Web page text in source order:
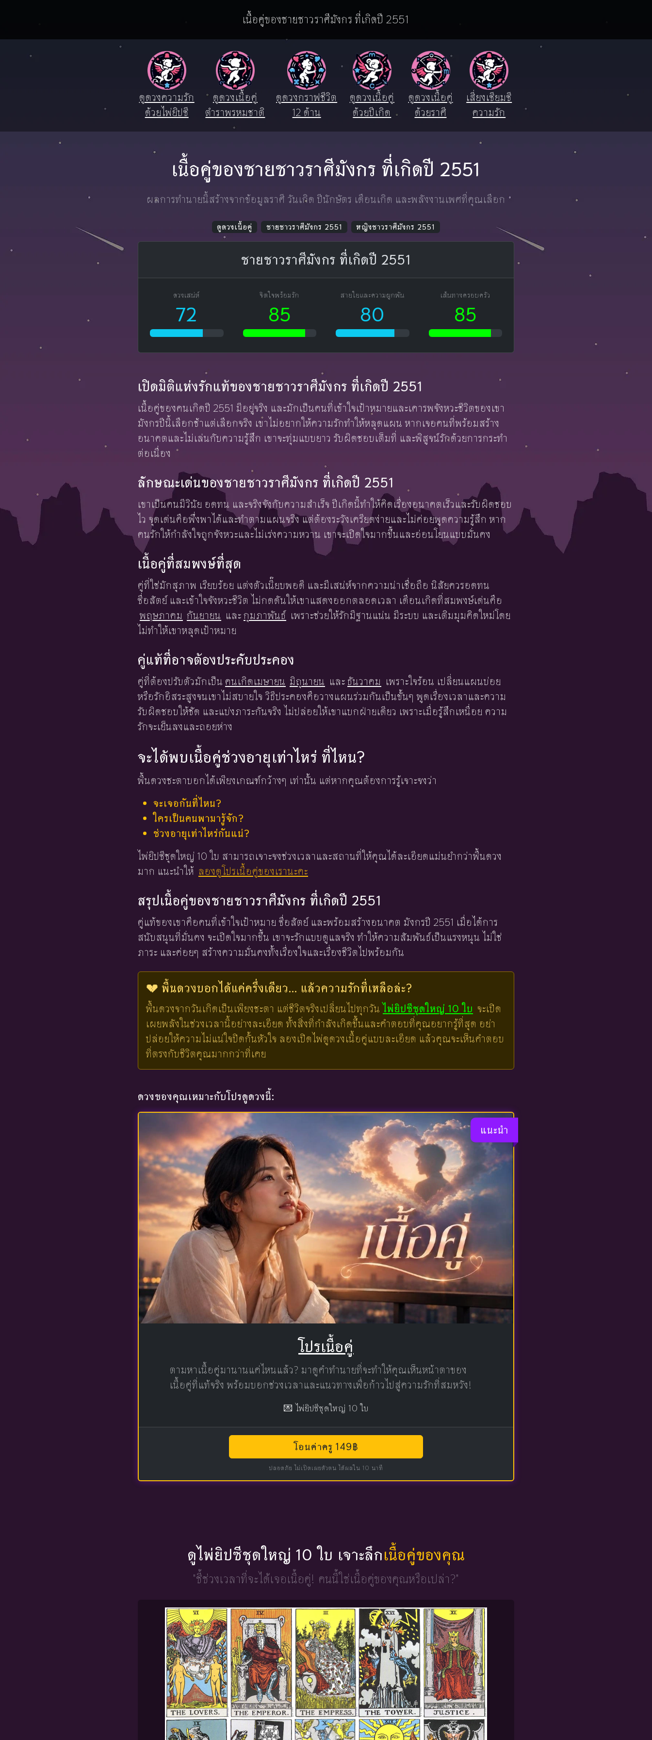
เนื้อคู่ของชายชาวราศีมังกร ที่เกิดปี 2551
ดูดวงความรัก
ด้วยไพ่ยิปซี
ดูดวงเนื้อคู่
ตำราพรหมชาติ
ดูดวงกราฟชีวิต
12 ด้าน
ดูดวงเนื้อคู่
ด้วยปีเกิด
ดูดวงเนื้อคู่
ด้วยราศี
เสี่ยงเซียมซี
ความรัก
เนื้อคู่ของชายชาวราศีมังกร ที่เกิดปี 2551
ผลการทำนายนี้สร้างจากข้อมูลราศี วันเกิด ปีนักษัตร เดือนเกิด และพลังงานเพศที่คุณเลือก
ดูดวงเนื้อคู่ ชายชาวราศีมังกร 2551 หญิงชาวราศีมังกร 2551
ชายชาวราศีมังกร ที่เกิดปี 2551
ดวงเสน่ห์
72
จิตใจพร้อมรัก
85
สายใยและความผูกพัน
80
เส้นทางครอบครัว
85
เปิดมิติแห่งรักแท้ของชายชาวราศีมังกร ที่เกิดปี 2551
เนื้อคู่ของคนเกิดปี 2551 มีอยู่จริง และมักเป็นคนที่เข้าใจเป้าหมายและเคารพจังหวะชีวิตของเขา
มังกรปีนี้เลือกช้าแต่เลือกจริง เขาไม่อยากให้ความรักทำให้หลุดแผน หากเจอคนที่พร้อมสร้าง
อนาคตและไม่เล่นกับความรู้สึก เขาจะทุ่มแบบยาว รับผิดชอบเต็มที่ และพิสูจน์รักด้วยการกระทำ
ต่อเนื่อง
ลักษณะเด่นของชายชาวราศีมังกร ที่เกิดปี 2551
เขาเป็นคนมีวินัย อดทน และจริงจังกับความสำเร็จ ปีเกิดนี้ทำให้คิดเรื่องอนาคตเร็วและรับผิดชอบ
ไว จุดเด่นคือพึ่งพาได้และทำตามแผนจริง แต่ต้องระวังเครียดง่ายและไม่ค่อยพูดความรู้สึก หาก
คนรักให้กำลังใจถูกจังหวะและไม่เร่งความหวาน เขาจะเปิดใจมากขึ้นและอ่อนโยนแบบมั่นคง
เนื้อคู่ที่สมพงษ์ที่สุด
คู่ที่ใช่มักสุภาพ เรียบร้อย แต่งตัวเนี๊ยบพอดี และมีเสน่ห์จากความน่าเชื่อถือ นิสัยควรอดทน
ซื่อสัตย์ และเข้าใจจังหวะชีวิต ไม่กดดันให้เขาแสดงออกตลอดเวลา เดือนเกิดที่สมพงษ์เด่นคือ
พฤษภาคม กันยายน และกุมภาพันธ์ เพราะช่วยให้รักมีฐานแน่น มีระบบ และเติมมุมคิดใหม่โดย
ไม่ทำให้เขาหลุดเป้าหมาย
คู่แท้ที่อาจต้องประคับประคอง
คู่ที่ต้องปรับตัวมักเป็น คนเกิดเมษายน มิถุนายน และ ธันวาคม เพราะใจร้อน เปลี่ยนแผนบ่อย
หรือรักอิสระสูงจนเขาไม่สบายใจ วิธีประคองคือวางแผนร่วมกันเป็นขั้นๆ พูดเรื่องเวลาและความ
รับผิดชอบให้ชัด และแบ่งภาระกันจริง ไม่ปล่อยให้เขาแบกฝ่ายเดียว เพราะเมื่อรู้สึกเหนื่อย ความ
รักจะเย็นลงและถอยห่าง
จะได้พบเนื้อคู่ช่วงอายุเท่าไหร่ ที่ไหน?
พื้นดวงชะตาบอกได้เพียงเกณฑ์กว้างๆ เท่านั้น แต่หากคุณต้องการรู้เจาะจงว่า
จะเจอกันที่ไหน?
ใครเป็นคนพามารู้จัก?
ช่วงอายุเท่าไหร่กันแน่?
ไพ่ยิปซีชุดใหญ่ 10 ใบ สามารถเจาะจงช่วงเวลาและสถานที่ให้คุณได้ละเอียดแม่นยำกว่าพื้นดวง
มาก แนะนำให้ ลองดูโปรเนื้อคู่ของเรานะคะ
สรุปเนื้อคู่ของชายชาวราศีมังกร ที่เกิดปี 2551
คู่แท้ของเขาคือคนที่เข้าใจเป้าหมาย ซื่อสัตย์ และพร้อมสร้างอนาคต มังกรปี 2551 เมื่อได้การ
สนับสนุนที่มั่นคง จะเปิดใจมากขึ้น เขาจะรักแบบดูแลจริง ทำให้ความสัมพันธ์เป็นแรงหนุน ไม่ใช่
ภาระ และค่อยๆ สร้างความมั่นคงทั้งเรื่องใจและเรื่องชีวิตไปพร้อมกัน
💔 พื้นดวงบอกได้แค่ครึ่งเดียว... แล้วความรักที่เหลือล่ะ?
พื้นดวงจากวันเกิดเป็นเพียงชะตา แต่ชีวิตจริงเปลี่ยนไปทุกวัน ไพ่ยิปซีชุดใหญ่ 10 ใบ จะเปิด
เผยพลังในช่วงเวลานี้อย่างละเอียด ทั้งสิ่งที่กำลังเกิดขึ้นและคำตอบที่คุณอยากรู้ที่สุด อย่า
ปล่อยให้ความไม่แน่ใจปิดกั้นหัวใจ ลองเปิดไพ่ดูดวงเนื้อคู่แบบละเอียด แล้วคุณจะเห็นคำตอบ
ที่ตรงกับชีวิตคุณมากกว่าที่เคย
ดวงของคุณเหมาะกับโปรดูดวงนี้:
แนะนำ
โปรเนื้อคู่
ตามหาเนื้อคู่มานานแค่ไหนแล้ว? มาดูคำทำนายที่จะทำให้คุณเห็นหน้าตาของ
เนื้อคู่ที่แท้จริง พร้อมบอกช่วงเวลาและแนวทางเพื่อก้าวไปสู่ความรักที่สมหวัง!
💌 ไพ่ยิปซีชุดใหญ่ 10 ใบ
โอนค่าครู 149฿
ปลอดภัย ไม่เปิดเผยตัวตน ได้ผลใน 10 นาที
ดูไพ่ยิปซีชุดใหญ่ 10 ใบ เจาะลึกเนื้อคู่ของคุณ
"ชี้ช่วงเวลาที่จะได้เจอเนื้อคู่! คนนี้ใช่เนื้อคู่ของคุณหรือเปล่า?"